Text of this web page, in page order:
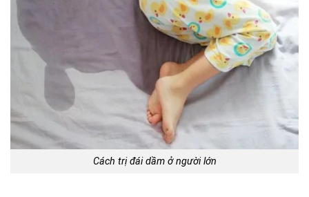
Cách trị đái dầm ở người lớn